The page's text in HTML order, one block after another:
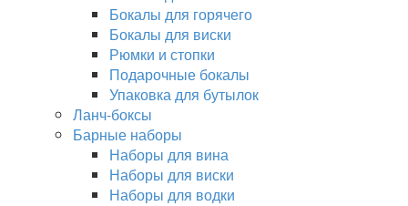
Бокалы для горячего
Бокалы для виски
Рюмки и стопки
Подарочные бокалы
Упаковка для бутылок
Ланч-боксы
Барные наборы
Наборы для вина
Наборы для виски
Наборы для водки